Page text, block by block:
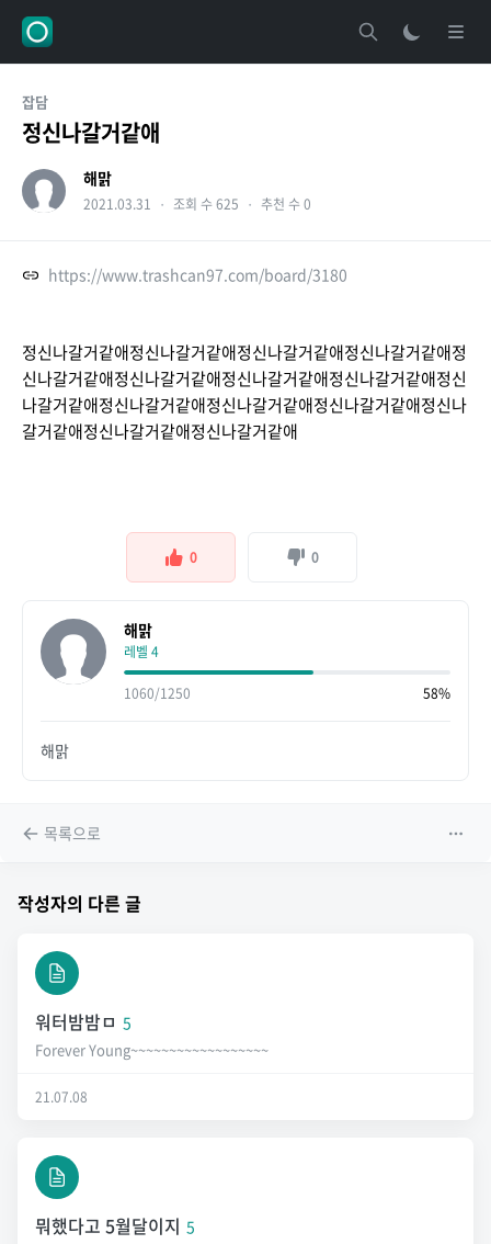
잡담
정신나갈거같애
해맑
2021.03.31 ・ 조회 수 625 ・ 추천 수 0
https://www.trashcan97.com/board/3180
정신나갈거같애정신나갈거같애정신나갈거같애정신나갈거같애정
신나갈거같애정신나갈거같애정신나갈거같애정신나갈거같애정신
나갈거같애정신나갈거같애정신나갈거같애정신나갈거같애정신나
갈거같애정신나갈거같애정신나갈거같애
0 0
해맑
레벨 4
1060/1250 58%
해맑
목록으로
작성자의 다른 글
워터밤밤ㅁ 5
Forever Young~~~~~~~~~~~~~~~~~~
21.07.08
뭐했다고 5월달이지 5